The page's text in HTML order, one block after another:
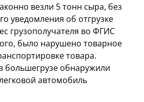
везли 5 тонн сыра, без
уведомления об отгрузке
грузополучателя во ФГИС
было нарушено товарное
товара.
большегрузе обнаружили
автомобиль